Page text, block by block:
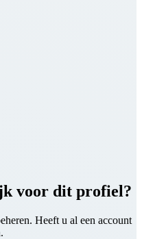
voor dit profiel?
Heeft u al een account